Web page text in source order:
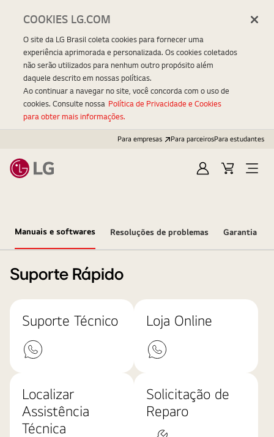
Para empresas Para parceirosPara estudantes
EntrarCarrinhoOpen
Manuais e softwares Resoluções de problemas Garantia
Suporte Rápido
Suporte Técnico Loja Online
Localizar
Assistência
Técnica
Solicitação de
Reparo
COOKIES LG.COM
O site da LG Brasil coleta cookies para fornecer uma
experiência aprimorada e personalizada. Os cookies coletados
não serão utilizados para nenhum outro propósito além
daquele descrito em nossas políticas.
Ao continuar a navegar no site, você concorda com o uso de
cookies. Consulte nossa Política de Privacidade e Cookies
para obter mais informações.